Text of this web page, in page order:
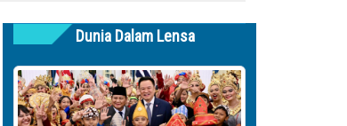
Dunia Dalam Lensa